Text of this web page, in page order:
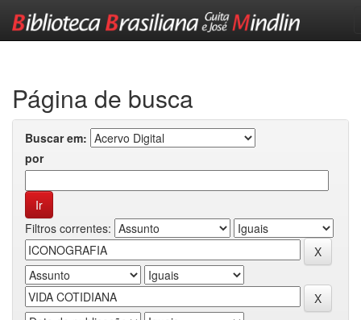
Página de busca
Buscar em:
por
Filtros correntes: